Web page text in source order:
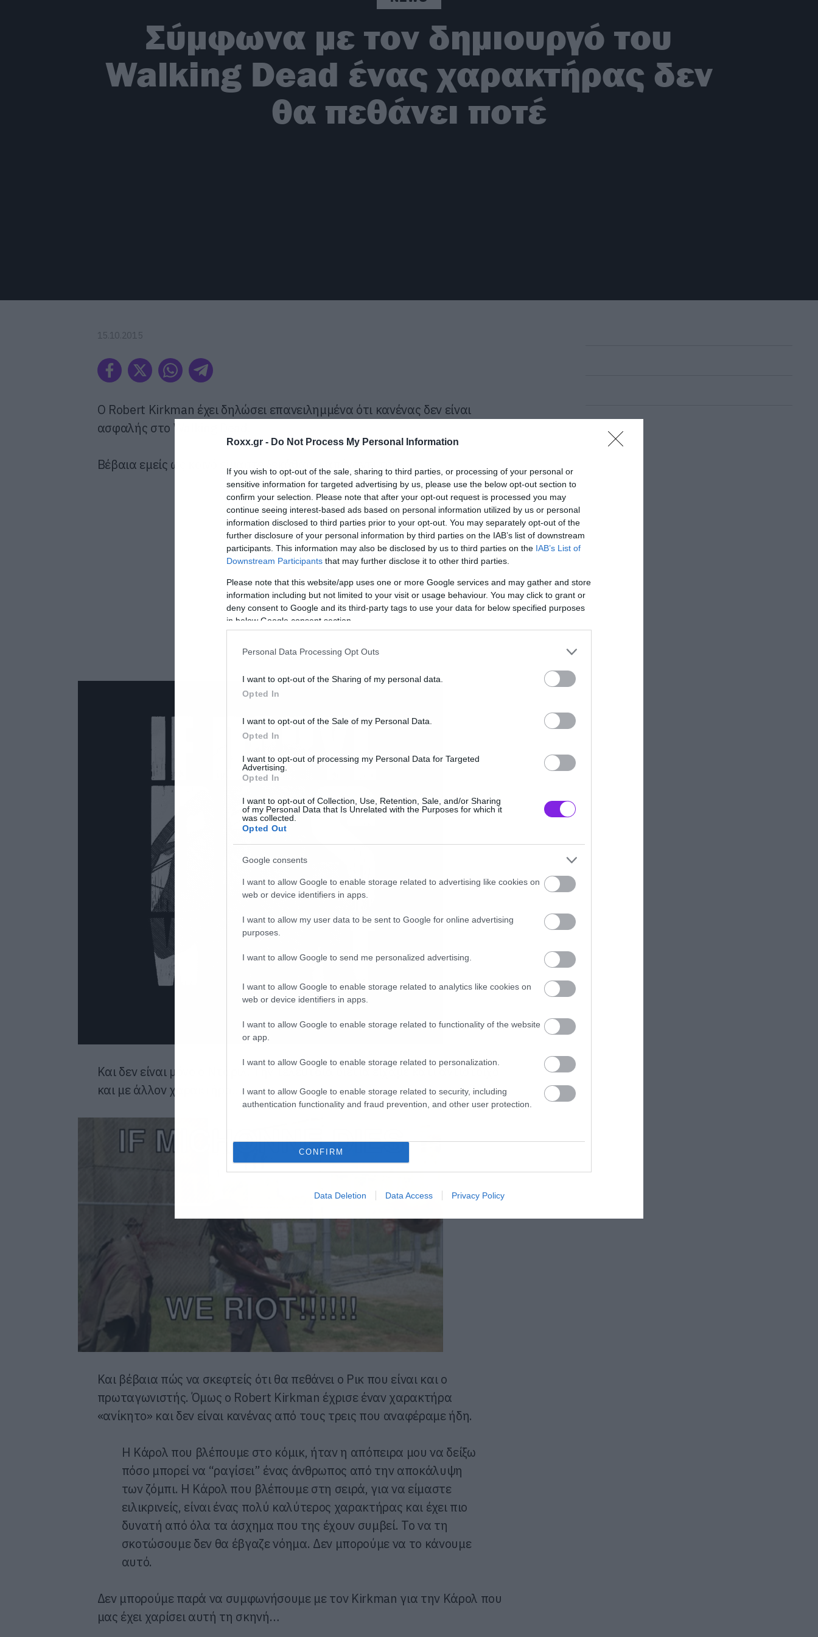
Roxx.gr - Do Not Process My Personal Information
If you wish to opt-out of the sale, sharing to third parties, or processing of your personal or
sensitive information for targeted advertising by us, please use the below opt-out section to
confirm your selection. Please note that after your opt-out request is processed you may
continue seeing interest-based ads based on personal information utilized by us or personal
information disclosed to third parties prior to your opt-out. You may separately opt-out of the
further disclosure of your personal information by third parties on the IAB’s list of downstream
participants. This information may also be disclosed by us to third parties on the IAB’s List of
Downstream Participants that may further disclose it to other third parties.
Please note that this website/app uses one or more Google services and may gather and store
information including but not limited to your visit or usage behaviour. You may click to grant or
deny consent to Google and its third-party tags to use your data for below specified purposes
in below Google consent section.
Personal Data Processing Opt Outs
I want to opt-out of the Sharing of my personal data.
Opted In
I want to opt-out of the Sale of my Personal Data.
Opted In
I want to opt-out of processing my Personal Data for Targeted
Advertising.
Opted In
I want to opt-out of Collection, Use, Retention, Sale, and/or Sharing
of my Personal Data that Is Unrelated with the Purposes for which it
was collected.
Opted Out
Google consents
I want to allow Google to enable storage related to advertising like cookies on
web or device identifiers in apps.
I want to allow my user data to be sent to Google for online advertising
purposes.
I want to allow Google to send me personalized advertising.
I want to allow Google to enable storage related to analytics like cookies on
web or device identifiers in apps.
I want to allow Google to enable storage related to functionality of the website
or app.
I want to allow Google to enable storage related to personalization.
I want to allow Google to enable storage related to security, including
authentication functionality and fraud prevention, and other user protection.
CONFIRM
Data Deletion Data Access Privacy Policy
Σύμφωνα με τον δημιουργό του
Walking Dead ένας χαρακτήρας δεν
θα πεθάνει ποτέ
15.10.2015
O Robert Kirkman έχει δηλώσει επανειλημμένα ότι κανένας δεν είναι
ασφαλής στο Walking Dead.
Βέβαια εμείς ως κοινό είμαστε ξεκάθαροι απέναντι του.
Και δεν είναι μόνο ο Ντάριλ. Την τελευταία διετία είχαμε κάτι αντίστοιχο
και με άλλον χαρακτήρα…
Και βέβαια πώς να σκεφτείς ότι θα πεθάνει ο Ρικ που είναι και ο
πρωταγωνιστής. Όμως ο Robert Kirkman έχρισε έναν χαρακτήρα
«ανίκητο» και δεν είναι κανένας από τους τρεις που αναφέραμε ήδη.
Η Κάρολ που βλέπουμε στο κόμικ, ήταν η απόπειρα μου να δείξω
πόσο μπορεί να “ραγίσει” ένας άνθρωπος από την αποκάλυψη
των ζόμπι. Η Κάρολ που βλέπουμε στη σειρά, για να είμαστε
ειλικρινείς, είναι ένας πολύ καλύτερος χαρακτήρας και έχει πιο
δυνατή από όλα τα άσχημα που της έχουν συμβεί. Το να τη
σκοτώσουμε δεν θα έβγαζε νόημα. Δεν μπορούμε να το κάνουμε
αυτό.
Δεν μπορούμε παρά να συμφωνήσουμε με τον Kirkman για την Κάρολ που
μας έχει χαρίσει αυτή τη σκηνή…